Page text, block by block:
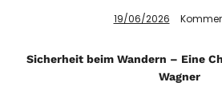
19/06/2026
Sicherheit beim Wandern – Eine
Wagner